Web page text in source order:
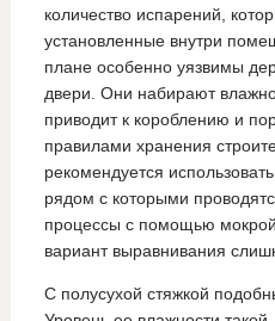
количество испарений,
установленные внутри
плане особенно уязвимы
двери. Они набирают
приводит к короблению и
правилами хранения
рекомендуется
рядом с которыми
процессы с помощью
вариант выравнивания
С полусухой стяжкой